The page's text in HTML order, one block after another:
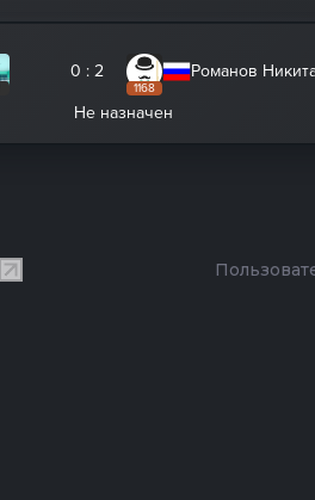
0 : 2
1168
Романов
Не назначен